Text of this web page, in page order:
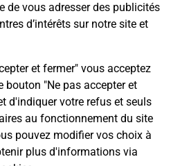
de vous adresser des publicités
d’intérêts sur notre site et
et fermer" vous acceptez
bouton "Ne pas accepter et
d'indiquer votre refus et seuls
au fonctionnement du site
pouvez modifier vos choix à
plus d'informations via
code de la route
sous quelles
IRODOUER